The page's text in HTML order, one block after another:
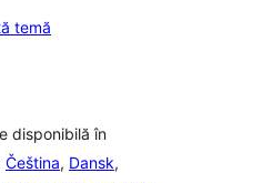
temă
disponibilă în
Čeština, Dansk,